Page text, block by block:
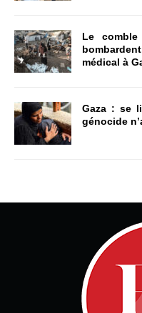
Le
médical à
Gaza : se
génocide